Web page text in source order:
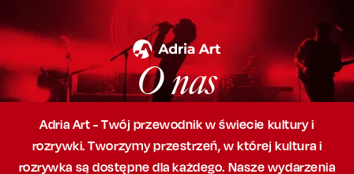
O nas
Adria Art - Twój przewodnik w świecie kultury i
rozrywki. Tworzymy przestrzeń,w której kultura i
rozrywka są dostępne dla każdego. Nasze wydarzenia